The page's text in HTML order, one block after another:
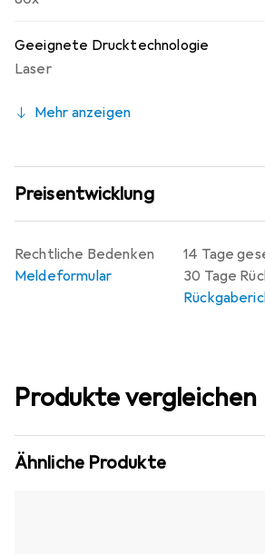
PVC-freier Folie werden klimaneutral
Emissionen des Materials werden
Geeignete Drucktechnologie
Laser
Mehr anzeigen
Preisentwicklung
14 Tage
30 Tage
Rechtliche Bedenken
Meldeformular
Produkte vergleichen
Ähnliche Produkte